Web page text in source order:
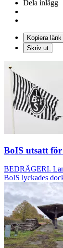
Dela inlägg
Kopiera länk
Skriv ut
BoIS utsatt
BEDRÄGERI.
BoIS lyckades